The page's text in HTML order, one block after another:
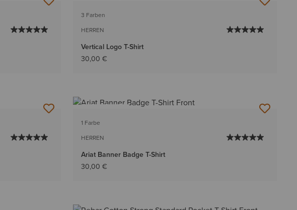
3 Farben
HERREN
Vertical Logo T-Shirt
30,00 €
1 Farbe
HERREN
Ariat Banner Badge T-Shirt
30,00 €